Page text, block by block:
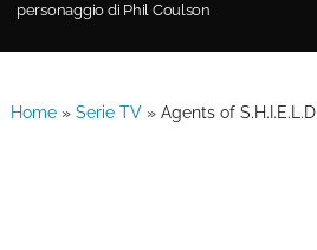
personaggio di Phil Coulson
Home» Serie TV» Agents of S.H.I.E.L.D